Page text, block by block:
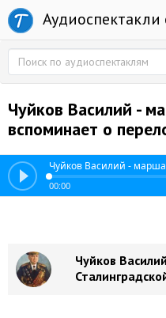
Аудиоспектакли
Чуйков Василий -
вспоминает о
Чуйков Василий -
00:00
Чуйков